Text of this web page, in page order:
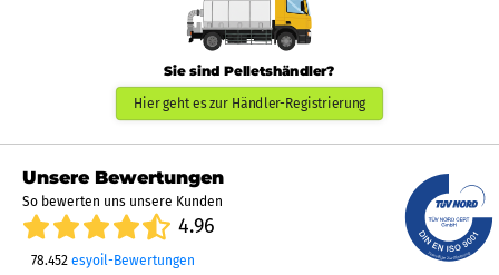
Sie sind Pelletshändler?
Hier geht es zur Händler-Registrierung
Unsere Bewertungen
So bewerten uns unsere Kunden
4.96
78.452 esyoil-Bewertungen